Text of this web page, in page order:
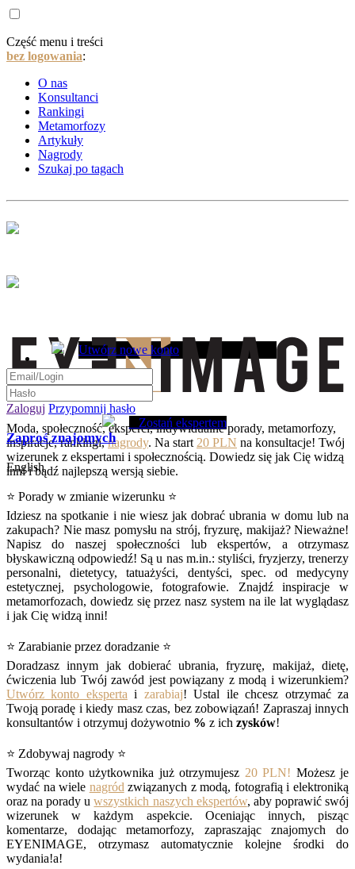
Część menu i treści
bez logowania:
O nas
Konsultanci
Rankingi
Metamorfozy
Artykuły
Nagrody
Szukaj po tagach
Moda, społeczność, eksperci, indywidualne porady, metamorfozy,
inspiracje, rankingi,nagrody. Na start 20 PLN na konsultacje! Twój
wizerunek z ekspertami i społecznością. Dowiedz się jak Cię widzą
inni i bądź najlepszą wersją siebie.
Utwórz nowe konto
Zaloguj Przypomnij hasło
Zostań ekspertem
Zaproś znajomych
English
⭐ Porady w zmianie wizerunku ⭐
Idziesz na spotkanie i nie wiesz jak dobrać ubrania w domu lub na
zakupach? Nie masz pomysłu na strój, fryzurę, makijaż? Nieważne!
Napisz do naszej społeczności lub ekspertów, a otrzymasz
błyskawiczną odpowiedź! Są u nas m.in.: styliści, fryzjerzy, trenerzy
personalni, dietetycy, tatuażyści, dentyści, spec. od medycyny
estetycznej, psychologowie, fotografowie. Znajdź inspiracje w
metamorfozach, dowiedz się przez nasz system na ile lat wyglądasz
i jak Cię widzą inni!
⭐ Zarabianie przez doradzanie ⭐
Doradzasz innym jak dobierać ubrania, fryzurę, makijaż, dietę,
ćwiczenia lub Twój zawód jest powiązany z modą i wizerunkiem?
Utwórz konto eksperta i zarabiaj! Ustal ile chcesz otrzymać za
Twoją poradę i kiedy masz czas, bez zobowiązań! Zapraszaj innych
konsultantów i otrzymuj dożywotnio % z ich zysków!
⭐ Zdobywaj nagrody ⭐
Tworząc konto użytkownika już otrzymujesz 20 PLN! Możesz je
wydać na wiele nagród związanych z modą, fotografią i elektroniką
oraz na porady uwszystkich naszych ekspertów, aby poprawić swój
wizerunek w każdym aspekcie. Oceniając innych, pisząc
komentarze, dodając metamorfozy, zapraszając znajomych do
EYENIMAGE, otrzymasz automatycznie kolejne środki do
wydania!a!